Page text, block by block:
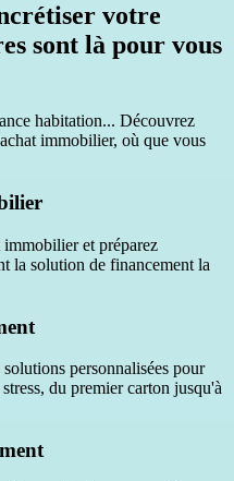
votre
sont là pour vous
habitation... Découvrez
immobilier, où que vous
immobilier et préparez
la solution de financement la
personnalisées pour
du premier carton jusqu'à